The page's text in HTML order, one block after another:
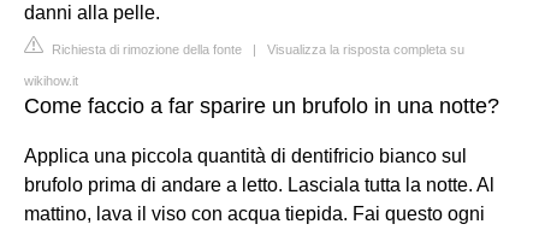
danni alla pelle.
Richiesta di rimozione della fonte | Visualizza la risposta completa su
wikihow.it
Come faccio a far sparire un brufolo in una notte?
Applica una piccola quantità di dentifricio bianco sul
brufolo prima di andare a letto. Lasciala tutta la notte. Al
mattino, lava il viso con acqua tiepida. Fai questo ogni